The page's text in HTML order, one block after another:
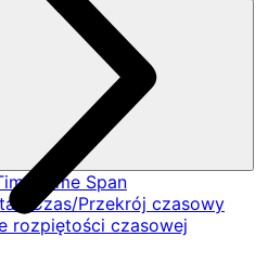
Time Span
i Czas/Przekrój czasowy
rozpiętości czasowej